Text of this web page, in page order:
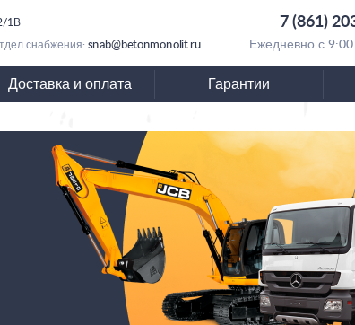
1В 7 (861)
снабжения: snab@betonmonolit.ru Ежедневно с
Доставка и оплата Гарантии